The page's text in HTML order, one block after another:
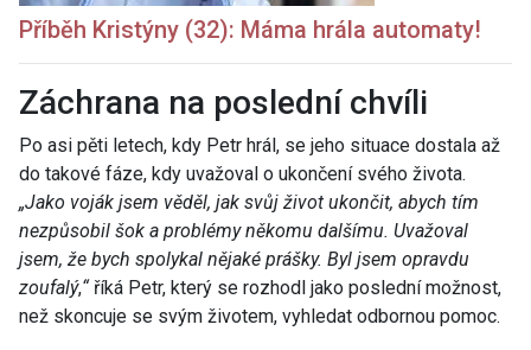
Příběh Kristýny (32): Máma hrála automaty!
Záchrana na poslední chvíli
Po asi pěti letech, kdy Petr hrál, se jeho situace dostala až
do takové fáze, kdy uvažoval o ukončení svého života.
„Jako voják jsem věděl, jak svůj život ukončit, abych tím
nezpůsobil šok a problémy někomu dalšímu. Uvažoval
jsem, že bych spolykal nějaké prášky. Byl jsem opravdu
zoufalý,“říká Petr, který se rozhodl jako poslední možnost,
než skoncuje se svým životem, vyhledat odbornou pomoc.